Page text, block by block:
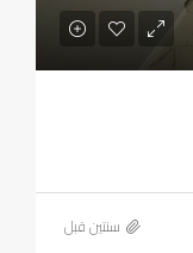
‏سنتين قبل